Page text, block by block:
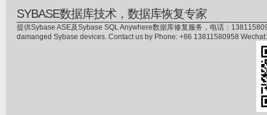
SYBASE数据库技术，数据库恢复专家
提供Sybase ASE及Sybase SQL Anywhere数据库修复服务，电话：
damanged Sybase devices. Contact us by Phone: +86 13811580958